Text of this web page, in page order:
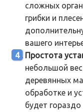
сложных
грибки и
вашего
Простота
небольшой
деревянных
обработке и
будет